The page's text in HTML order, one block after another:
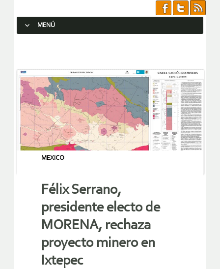
MENÚ
MEXICO
Félix Serrano,
presidente electo de
MORENA, rechaza
proyecto minero en
Ixtepec